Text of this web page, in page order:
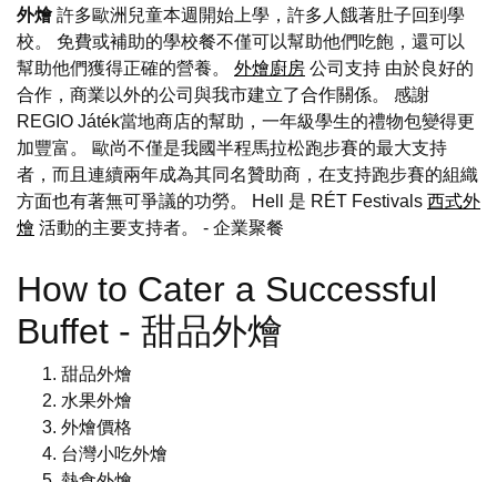
外燴許多歐洲兒童本週開始上學，許多人餓著肚子回到學
校。 免費或補助的學校餐不僅可以幫助他們吃飽，還可以
幫助他們獲得正確的營養。 外燴廚房 公司支持 由於良好的
合作，商業以外的公司與我市建立了合作關係。 感謝
REGIO Játék當地商店的幫助，一年級學生的禮物包變得更
加豐富。 歐尚不僅是我國半程馬拉松跑步賽的最大支持
者，而且連續兩年成為其同名贊助商，在支持跑步賽的組織
方面也有著無可爭議的功勞。 Hell 是 RÉT Festivals 西式外
燴 活動的主要支持者。 - 企業聚餐
How to Cater a Successful
Buffet - 甜品外燴
甜品外燴
水果外燴
外燴價格
台灣小吃外燴